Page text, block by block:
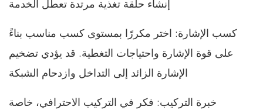
كسب الإشارة: اختر مكررًا بمستوى كسب مناسب بناءً
على قوة الإشارة واحتياجات التغطية. قد يؤدي تضخيم
خبرة التركيب: فكر في التركيب الاحترافي، خاصة